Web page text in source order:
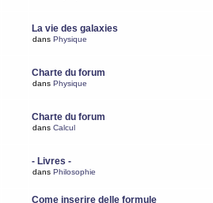
La vie des galaxies
dans Physique
Charte du forum
dans Physique
Charte du forum
dans Calcul
- Livres -
dans Philosophie
Come inserire delle formule